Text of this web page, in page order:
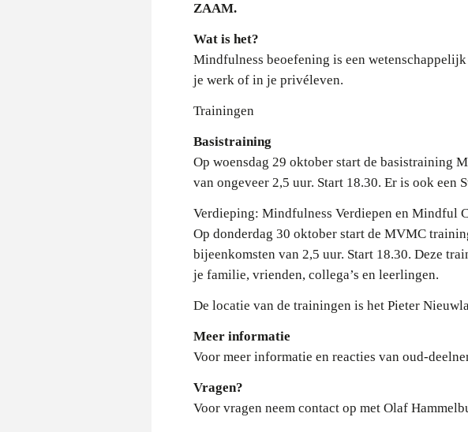
ZAAM.
Wat is het?
Mindfulness beoefening is een
je werk of in je privéleven.
Trainingen
Basistraining
Op woensdag 29 oktober start de basistraining
van ongeveer 2,5 uur. Start 18.30. Er is ook een
Verdieping: Mindfulness Verdiepen en Mindful
Op donderdag 30 oktober start de MVMC
bijeenkomsten van 2,5 uur. Start 18.30. Deze
je familie, vrienden, collega’s en leerlingen.
De locatie van de trainingen is het Pieter
Meer informatie
Voor meer informatie en reacties van oud-
Vragen?
Voor vragen neem contact op met Olaf